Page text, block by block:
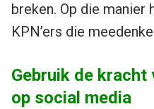
breken. Op die
KPN’ers die
Gebruik de kracht
op social media